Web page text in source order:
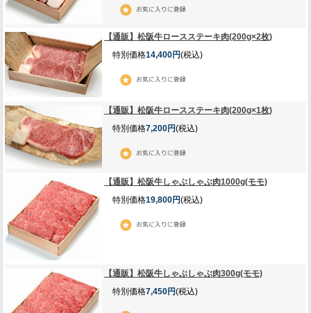
【通販】松阪牛ロースステーキ肉(200g×2枚)
特別価格14,400円(税込)
【通販】松阪牛ロースステーキ肉(200g×1枚)
特別価格7,200円(税込)
【通販】松阪牛しゃぶしゃぶ肉1000g(モモ)
特別価格19,800円(税込)
【通販】松阪牛しゃぶしゃぶ肉300g(モモ)
特別価格7,450円(税込)